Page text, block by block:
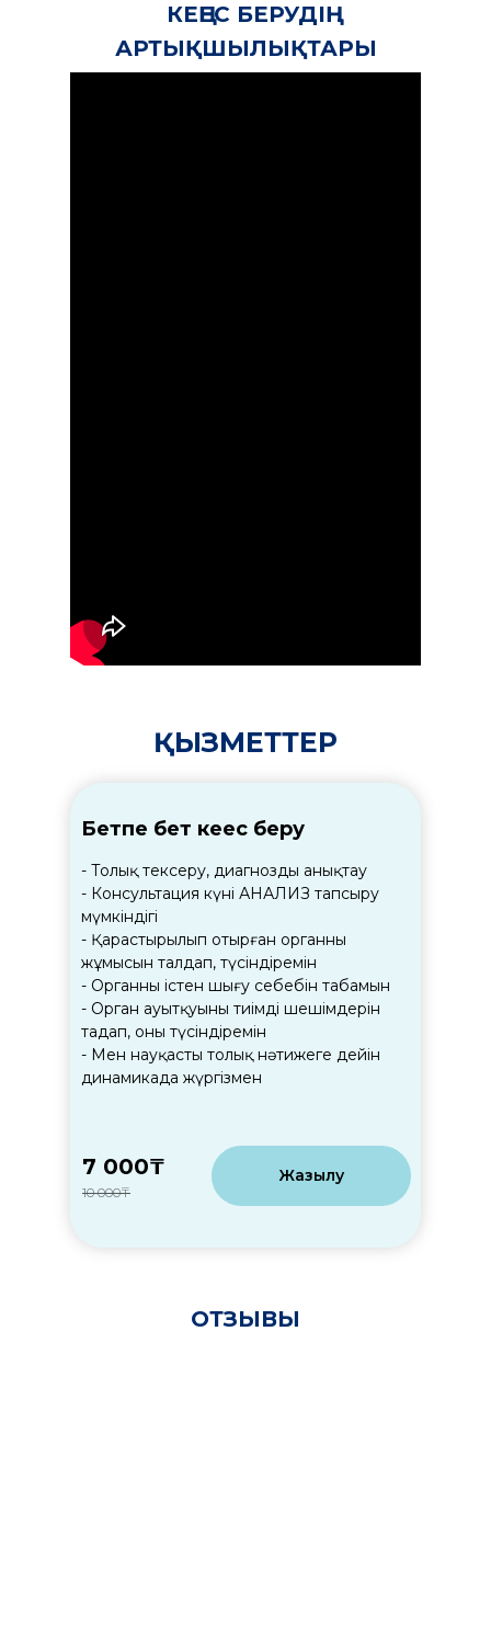
КЕҢЕС БЕРУДІҢ
АРТЫҚШЫЛЫҚТАРЫ
ҚЫЗМЕТТЕР
Бетпе бет кеңес беру
- Толық тексеру, диагнозды анықтау
- Консультация күні АНАЛИЗ тапсыру
мүмкіндігі
- Қарастырылып отырған органның
жұмысын талдап, түсіндіремін
- Органның істен шығу себебін табамын
- Орган ауытқуының тиімді шешімдерін
таңдап, оны түсіндіремін
- Мен науқасты толық нәтижеге дейін
динамикада жүргізмен
7 000₸
10 000₸
Жазылу
ОТЗЫВЫ